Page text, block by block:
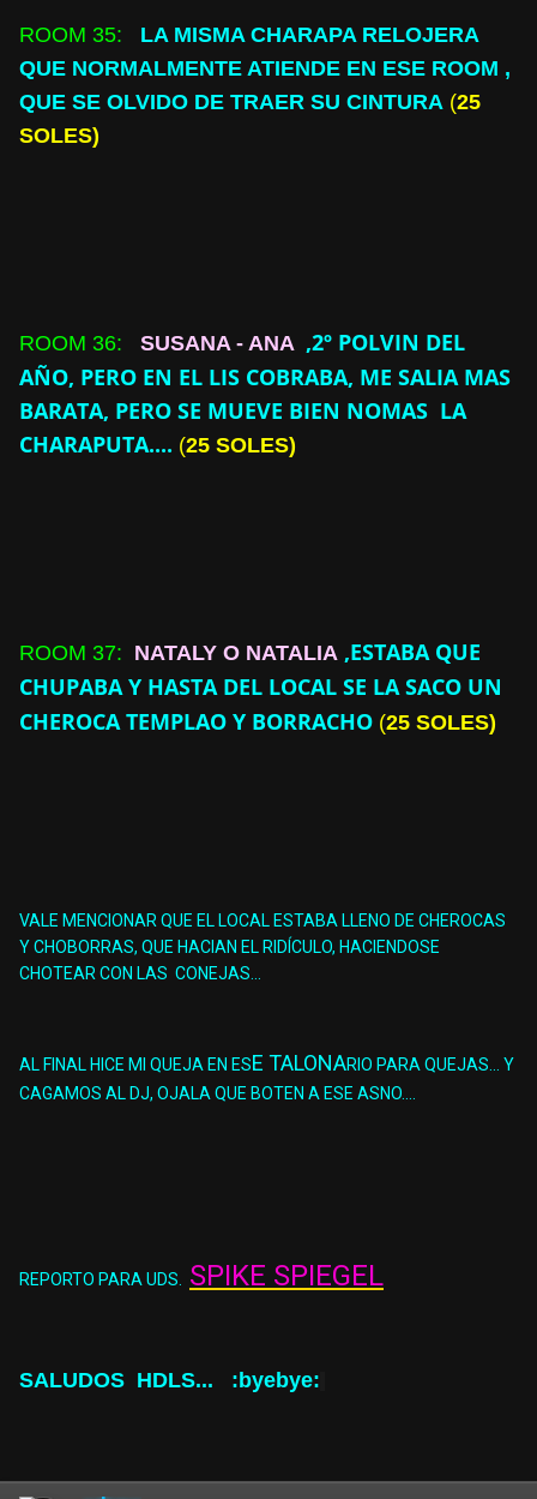
ROOM 35:
LA MISMA CHARAPA RELOJERA
QUE NORMALMENTE ATIENDE EN ESE ROOM ,
QUE SE OLVIDO DE TRAER SU CINTURA (25
SOLES)
ROOM 36: SUSANA - ANA ,2º POLVIN DEL
AÑO, PERO EN EL LIS COBRABA, ME SALIA MAS
BARATA, PERO SE MUEVE BIEN NOMAS LA
CHARAPUTA.... (25 SOLES)
ROOM 37: NATALY O NATALIA ,ESTABA QUE
CHUPABA Y HASTA DEL LOCAL SE LA SACO UN
CHEROCA TEMPLAO Y BORRACHO (25 SOLES)
VALE MENCIONAR QUE EL LOCAL ESTABA LLENO DE CHEROCAS
Y CHOBORRAS, QUE HACIAN EL RIDÍCULO, HACIENDOSE
CHOTEAR CON LAS CONEJAS...
AL FINAL HICE MI QUEJA EN ESE TALONARIO PARA QUEJAS... Y
CAGAMOS AL DJ, OJALA QUE BOTEN A ESE ASNO....
REPORTO PARA UDS. SPIKE SPIEGEL
SALUDOS HDLS... :byebye: